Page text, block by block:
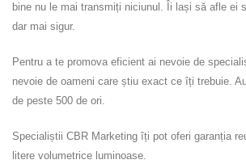
bine nu le mai transmiți niciunul. Îi lași să afle ei
dar mai sigur.
Pentru a te promova eficient ai nevoie de
nevoie de oameni care știu exact ce îți trebuie.
de peste 500 de ori.
Specialiștii CBR Marketing îți pot oferi garanția
litere volumetrice luminoase.